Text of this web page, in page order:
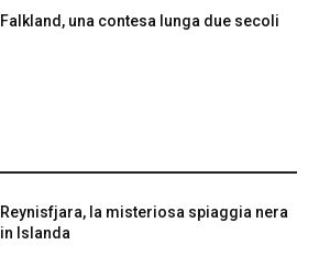
Falkland, una contesa lunga due secoli
Reynisfjara, la misteriosa spiaggia nera
in Islanda